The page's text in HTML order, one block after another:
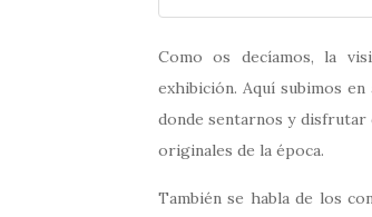
Como os decíamos, la
exhibición. Aquí subimos
donde sentarnos y disfrutar
originales de la época.
También se habla de los